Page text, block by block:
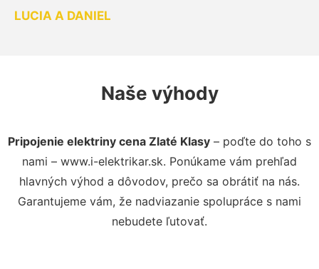
LUCIA A DANIEL
Naše výhody
Pripojenie elektriny cena Zlaté Klasy – poďte do toho s
nami – www.i-elektrikar.sk. Ponúkame vám prehľad
hlavných výhod a dôvodov, prečo sa obrátiť na nás.
Garantujeme vám, že nadviazanie spolupráce s nami
nebudete ľutovať.